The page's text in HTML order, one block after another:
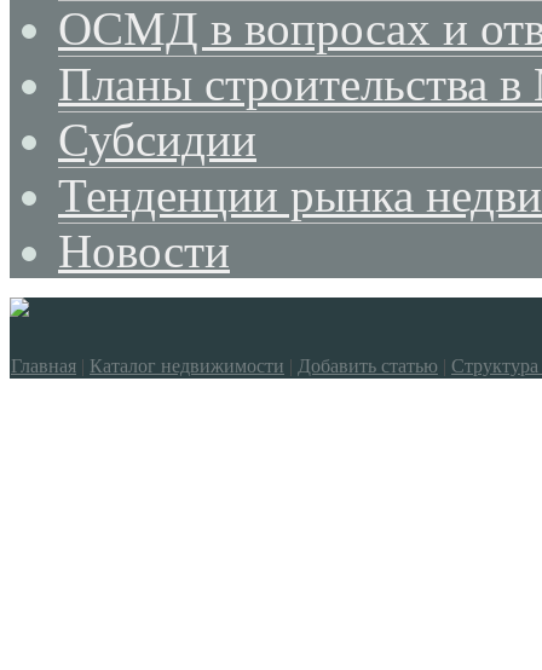
ОСМД в вопросах и
Планы строительства
Субсидии
Тенденции рынка
Новости
Главная | Каталог недвижимости | Добавить статью | Структура